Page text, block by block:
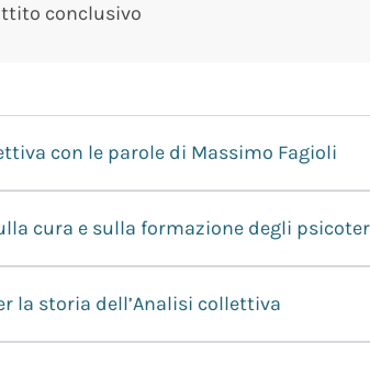
conclusivo
con le parole di Massimo Fagioli
cura e sulla formazione degli
la storia dell’Analisi collettiva